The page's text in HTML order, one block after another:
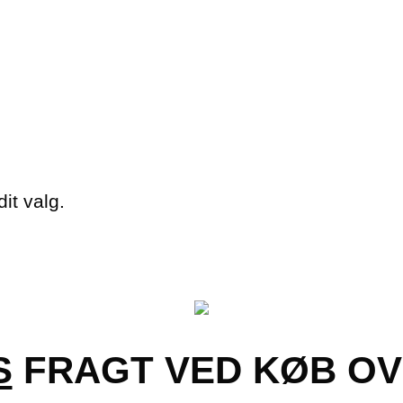
valg.
FRAGT VED KØB